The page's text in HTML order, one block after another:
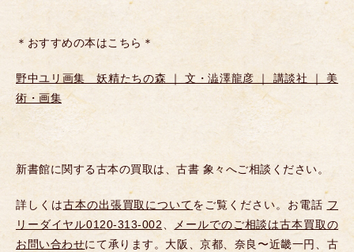
＊おすすめの本はこちら＊
野中ユリ画集 妖精たちの森 ｜ 文・澁澤龍彦 ｜ 講談社 ｜ 美
術・画集
新書館に関する古本の買取は、古書 象々へご相談ください。
詳しくは古本の出張買取についてをご覧ください。お電話 フ
リーダイヤル0120-313-002、
メールでのご相談は古本買取の
お問い合わせにて承ります。大阪、京都、奈良〜近畿一円、古